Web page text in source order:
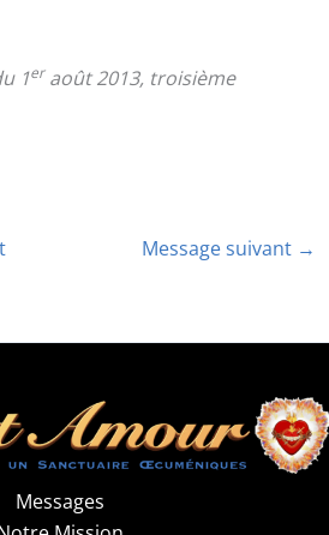
1eraoût 2013, troisième
Message suivant →
Messages